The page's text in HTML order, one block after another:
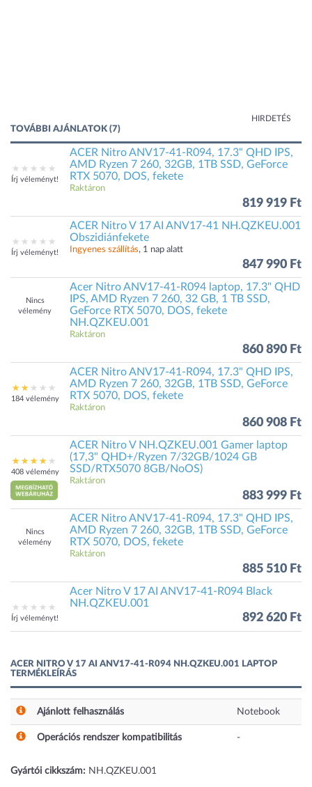
HIRDETÉS
TOVÁBBI AJÁNLATOK (7)
Írj véleményt!
ACER Nitro ANV17-41-R094, 17.3" QHD IPS,
AMD Ryzen 7 260, 32GB, 1TB SSD, GeForce
RTX 5070, DOS, fekete
Raktáron
819 919 Ft
Írj véleményt!
ACER Nitro V 17 AI ANV17-41 NH.QZKEU.001
Obszidiánfekete
Ingyenes szállítás, 1 nap alatt
847 990 Ft
Nincs
vélemény
Acer Nitro ANV17-41-R094 laptop, 17.3" QHD
IPS, AMD Ryzen 7 260, 32 GB, 1 TB SSD,
GeForce RTX 5070, DOS, fekete
NH.QZKEU.001
Raktáron
860 890 Ft
184 vélemény
ACER Nitro ANV17-41-R094, 17.3" QHD IPS,
AMD Ryzen 7 260, 32GB, 1TB SSD, GeForce
RTX 5070, DOS, fekete
Raktáron
860 908 Ft
408 vélemény
ACER Nitro V NH.QZKEU.001 Gamer laptop
(17,3" QHD+/Ryzen 7/32GB/1024 GB
SSD/RTX5070 8GB/NoOS)
Raktáron
883 999 Ft
Nincs
vélemény
ACER Nitro ANV17-41-R094, 17.3" QHD IPS,
AMD Ryzen 7 260, 32GB, 1TB SSD, GeForce
RTX 5070, DOS, fekete
Raktáron
885 510 Ft
Írj véleményt!
Acer Nitro V 17 AI ANV17-41-R094 Black
NH.QZKEU.001
892 620 Ft
ACER NITRO V 17 AI ANV17-41-R094 NH.QZKEU.001 LAPTOP
TERMÉKLEÍRÁS
Ajánlott felhasználás Notebook
Operációs rendszer kompatibilitás -
Gyártói cikkszám: NH.QZKEU.001